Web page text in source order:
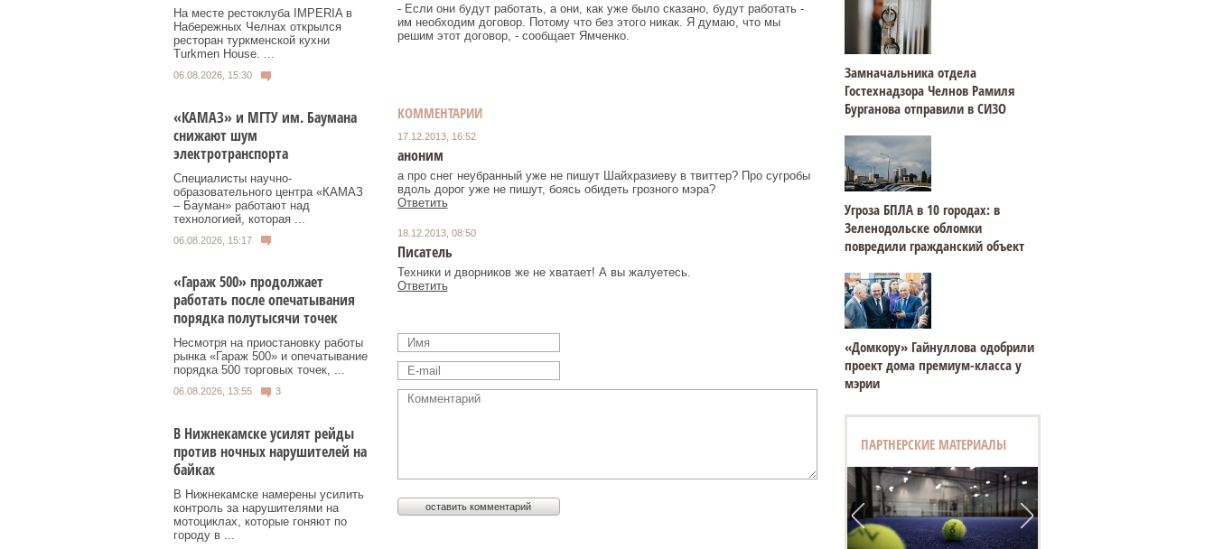
На месте рестоклуба IMPERIA в
Набережных Челнах открылся
ресторан туркменской кухни
Turkmen House. ...
06.08.2026, 15:30
«КАМАЗ» и МГТУ им. Баумана
снижают шум
электротранспорта
Специалисты научно-
образовательного центра «КАМАЗ
– Бауман» работают над
технологией, которая ...
06.08.2026, 15:17
«Гараж 500» продолжает
работать после опечатывания
порядка полутысячи точек
Несмотря на приостановку работы
рынка «Гараж 500» и опечатывание
порядка 500 торговых точек, ...
06.08.2026, 13:55 3
В Нижнекамске усилят рейды
против ночных нарушителей на
байках
В Нижнекамске намерены усилить
контроль за нарушителями на
мотоциклах, которые гоняют по
городу в ...
- Если они будут работать, а они, как уже было сказано, будут работать -
им необходим договор. Потому что без этого никак. Я думаю, что мы
решим этот договор, - сообщает Ямченко.
КОММЕНТАРИИ
17.12.2013, 16:52
аноним
а про снег неубранный уже не пишут Шайхразиеву в твиттер? Про сугробы
вдоль дорог уже не пишут, боясь обидеть грозного мэра?
Ответить
18.12.2013, 08:50
Писатель
Техники и дворников же не хватает! А вы жалуетесь.
Ответить
Замначальника отдела
Гостехнадзора Челнов Рамиля
Бурганова отправили в СИЗО
Угроза БПЛА в 10 городах: в
Зеленодольске обломки
повредили гражданский объект
«Домкору» Гайнуллова одобрили
проект дома премиум-класса у
мэрии
ПАРТНЕРСКИЕ МАТЕРИАЛЫ